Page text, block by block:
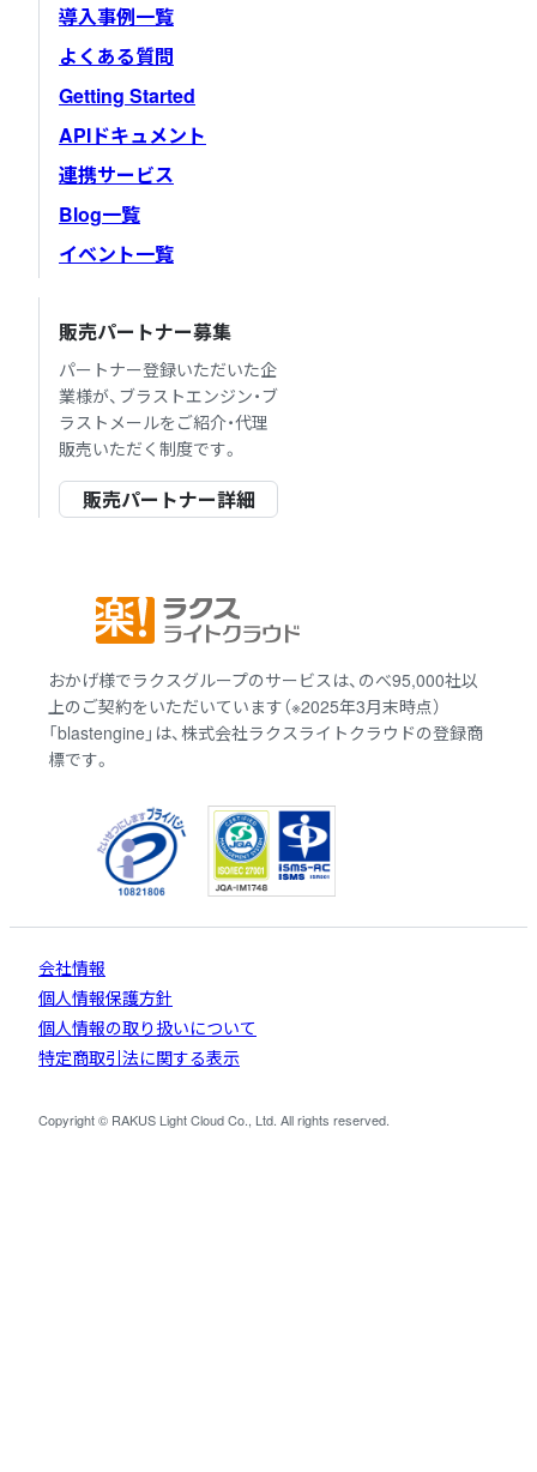
導入事例一覧
よくある質問
Getting Started
APIドキュメント
連携サービス
Blog一覧
イベント一覧
販売パートナー募集
パートナー登録いただいた企
業様が、ブラストエンジン・ブ
ラストメールをご紹介・代理
販売いただく制度です。
販売パートナー詳細
おかげ様でラクスグループのサービスは、のべ95,000社以
上のご契約をいただいています（※2025年3月末時点）
「blastengine」は、株式会社ラクスライトクラウドの登録商
標です。
会社情報
個人情報保護方針
個人情報の取り扱いについて
特定商取引法に関する表示
Copyright © RAKUS Light Cloud Co., Ltd. All rights reserved.